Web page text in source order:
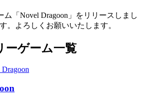
ム「Novel Dragoon」をリリースしまし
。よろしくお願いいたします。
ーゲーム一覧